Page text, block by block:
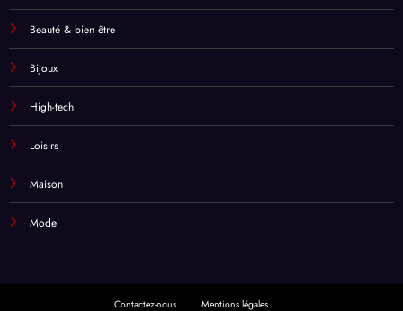
Beauté & bien être
Bijoux
High-tech
Loisirs
Maison
Mode
Contactez-nous Mentions légales